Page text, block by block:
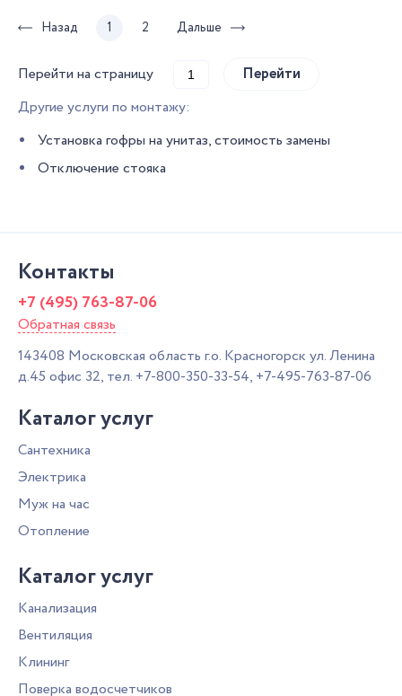
Назад 1 2 Дальше
Перейти на страницу
Другие услуги по монтажу:
Установка гофры на унитаз, стоимость замены
Отключение стояка
Контакты
+7 (495) 763-87-06
Обратная связь
143408 Московская область г.о. Красногорск ул. Ленина
д.45 офис 32, тел. +7-800-350-33-54, +7-495-763-87-06
Каталог услуг
Сантехника
Электрика
Муж на час
Отопление
Каталог услуг
Канализация
Вентиляция
Клининг
Поверка водосчетчиков